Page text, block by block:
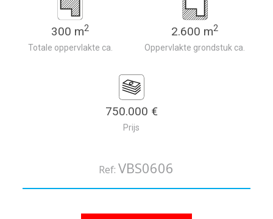
300 m2
Totale oppervlakte ca.
2.600 m2
Oppervlakte grondstuk ca.
750.000 €
Prijs
Ref: VBS0606